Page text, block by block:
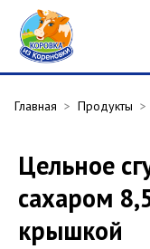
Главная > Продукты >
Цельное
сахаром
крышкой